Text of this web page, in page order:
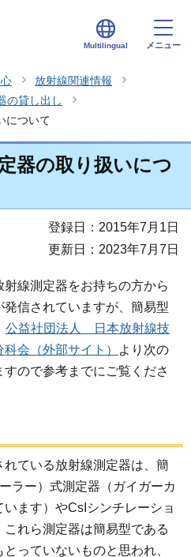
Multilingual メニュー
放射線関連情報
の貸し出し
について
器の取り扱いにつ
登録日：2015年7月1日
更新日：2023年7月7日
線測定器をお持ちの方から
信されていますが、簡易型
公益社団法人 日本放射線技
会（外部サイト）
より次の
ので参考までにご覧くださ
ている放射線測定器は、簡
ラー）式測定器（ガイガーカ
ます）やCsIシンチレーショ
れら測定器は簡易型である
っていないものと思われ、